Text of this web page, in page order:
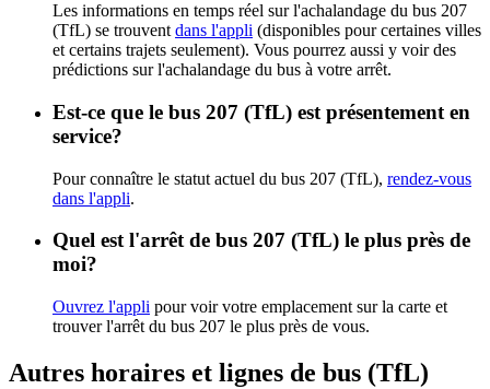
Les informations en temps réel sur l'achalandage du bus 207
(TfL) se trouvent dans l'appli (disponibles pour certaines villes
et certains trajets seulement). Vous pourrez aussi y voir des
prédictions sur l'achalandage du bus à votre arrêt.
Est-ce que le bus 207 (TfL) est présentement en
service?
Pour connaître le statut actuel du bus 207 (TfL), rendez-vous
dans l'appli.
Quel est l'arrêt de bus 207 (TfL) le plus près de
moi?
Ouvrez l'appli pour voir votre emplacement sur la carte et
trouver l'arrêt du bus 207 le plus près de vous.
Autres horaires et lignes de bus (TfL)